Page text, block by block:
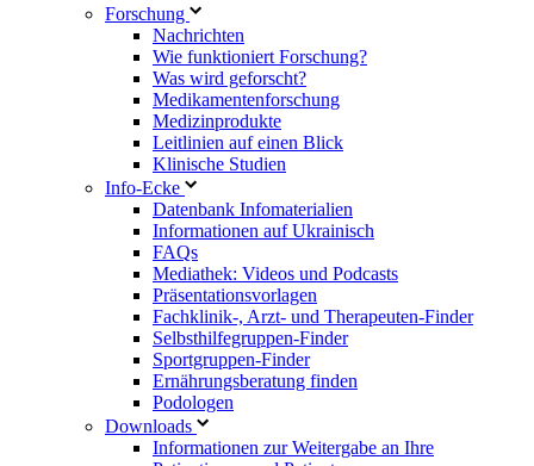
Forschung
Nachrichten
Wie funktioniert Forschung?
Was wird geforscht?
Medikamentenforschung
Medizinprodukte
Leitlinien auf einen Blick
Klinische Studien
Info-Ecke
Datenbank Infomaterialien
Informationen auf Ukrainisch
FAQs
Mediathek: Videos und Podcasts
Präsentationsvorlagen
Fachklinik-, Arzt- und Therapeuten-Finder
Selbsthilfegruppen-Finder
Sportgruppen-Finder
Ernährungsberatung finden
Podologen
Downloads
Informationen zur Weitergabe an Ihre